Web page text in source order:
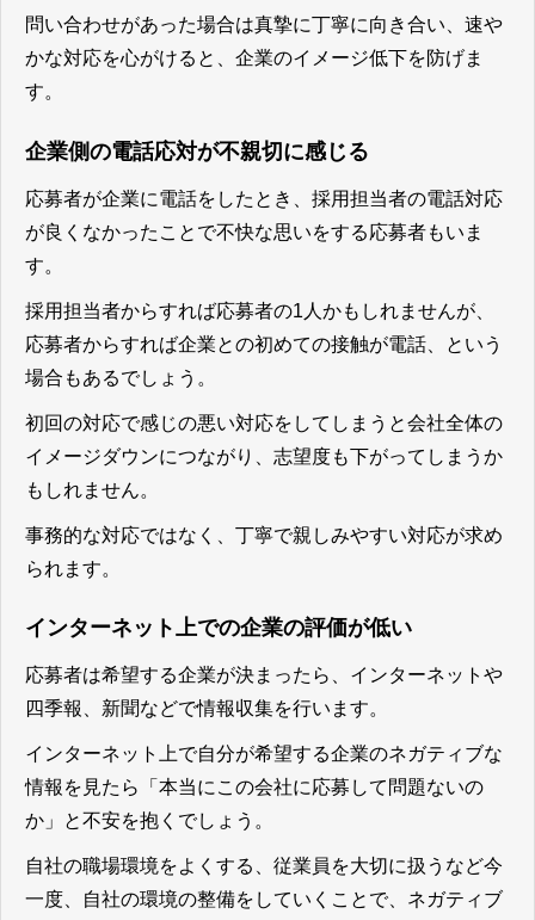
問い合わせがあった場合は真摯に丁寧に向き合い、速や
かな対応を心がけると、企業のイメージ低下を防げま
す。
企業側の電話応対が不親切に感じる
応募者が企業に電話をしたとき、採用担当者の電話対応
が良くなかったことで不快な思いをする応募者もいま
す。
採用担当者からすれば応募者の1人かもしれませんが、
応募者からすれば企業との初めての接触が電話、という
場合もあるでしょう。
初回の対応で感じの悪い対応をしてしまうと会社全体の
イメージダウンにつながり、志望度も下がってしまうか
もしれません。
事務的な対応ではなく、丁寧で親しみやすい対応が求め
られます。
インターネット上での企業の評価が低い
応募者は希望する企業が決まったら、インターネットや
四季報、新聞などで情報収集を行います。
インターネット上で自分が希望する企業のネガティブな
情報を見たら「本当にこの会社に応募して問題ないの
か」と不安を抱くでしょう。
自社の職場環境をよくする、従業員を大切に扱うなど今
一度、自社の環境の整備をしていくことで、ネガティブ